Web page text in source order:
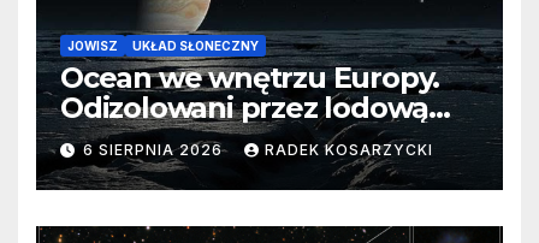
JOWISZ UKŁAD SŁONECZNY
Ocean we wnętrzu Europy.
Odizolowani przez lodową
barierę
6 SIERPNIA 2026 RADEK KOSARZYCKI